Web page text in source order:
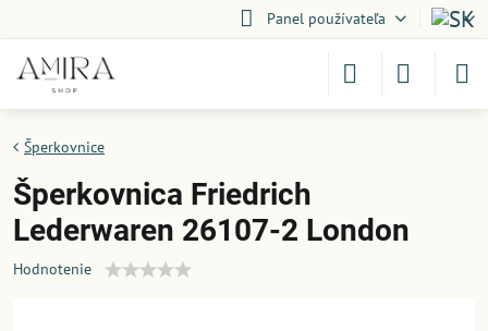
Panel používateľa
Šperkovnice
Šperkovnica Friedrich
Lederwaren 26107-2 London
Hodnotenie